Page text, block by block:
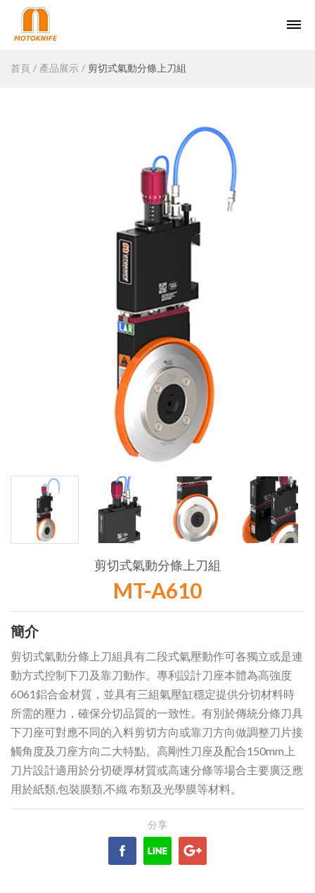
首頁 產品展示 剪切式氣動分條上刀組
剪切式氣動分條上刀組
MT-A610
簡介
剪切式氣動分條上刀組具有二段式氣壓動作可各獨立或是連
動方式控制下刀及靠刀動作。專利設計刀座本體為高強度
6061鋁合金材質，並具有三組氣壓缸穩定提供分切材料時
所需的壓力，確保分切品質的一致性。有別於傳統分條刀具
下刀座可對應不同的入料剪切方向或靠刀方向做調整刀片接
觸角度及刀座方向二大特點。高剛性刀座及配合150mm上
刀片設計適用於分切硬厚材質或高速分條等場合主要廣泛應
用於紙類,包裝膜類,不織 布類及光學膜等材料。